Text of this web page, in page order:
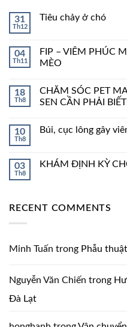
31
Th12
Tiêu chảy ở chó
04
Th11
FIP – VIÊM PHÚC
MÈO
18
Th8
CHĂM SÓC PET
SEN CẦN PHẢI
10
Th8
Búi, cục lông gây
03
Th8
KHÁM ĐỊNH KỲ
RECENT COMMENTS
Minh Tuấn trong Phẫu thuật
Nguyễn Văn Chiến trong
Đà Lạt